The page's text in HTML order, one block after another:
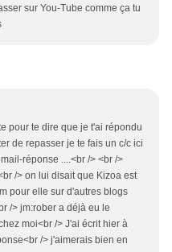
sur You-Tube comme ça tu
pour te dire que je t'ai répondu
de repasser je te fais un c/c ici
réponse ....<br /> <br />
/> on lui disait que Kizoa est
pour elle sur d'autres blogs
/> jm:rober a déjà eu le
moi<br /> J'ai écrit hier à
/> j'aimerais bien en